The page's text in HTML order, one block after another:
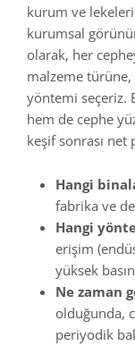
kurum ve
kurumsal
olarak, her
malzeme
yöntemi seçeriz.
hem de cephe
keşif sonrası net
Hangi
fabrika ve
Hangi
erişim
yüksek
Ne zaman
olduğunda,
periyodik